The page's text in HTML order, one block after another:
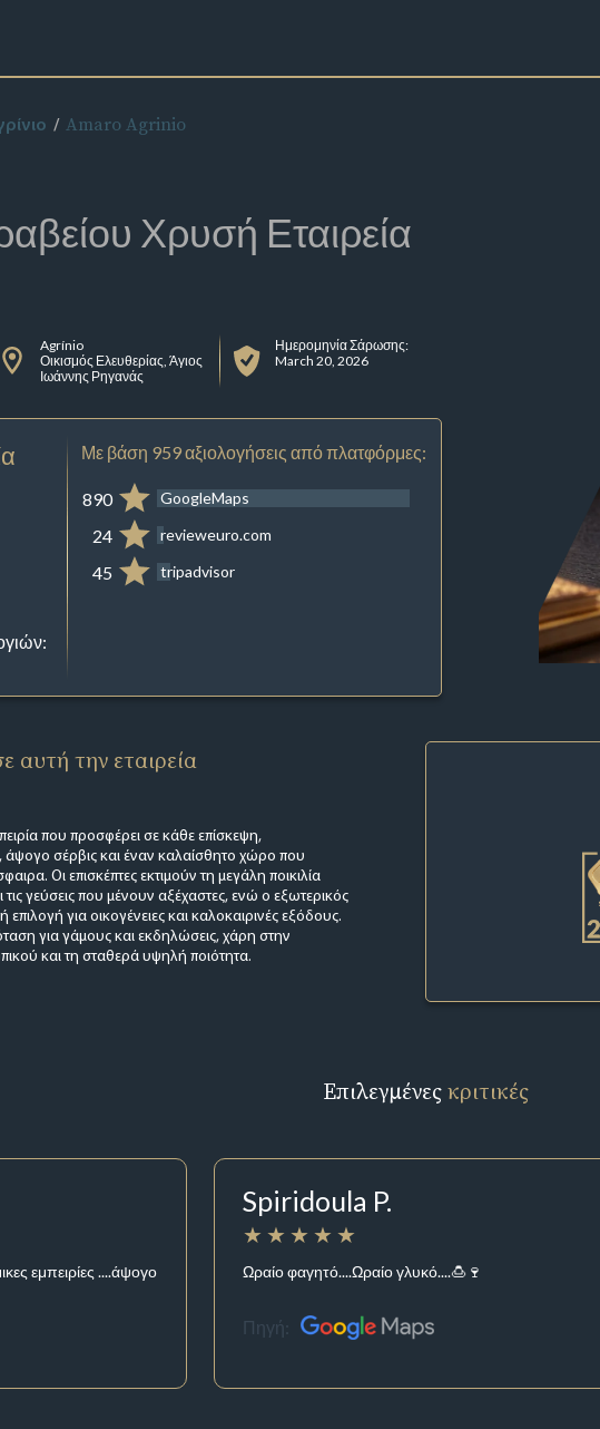
Amaro Agrinio
Χρυσή Εταιρεία
Agrínio
Οικισμός Ελευθερίας, Άγιος
Ιωάννης Ρηγανάς
Ημερομηνία Σάρωσης:
March 20, 2026
Με βάση 959 αξιολογήσεις από πλατφόρμες:
890 GoogleMaps
24 revieweuro.com
45 tripadvisor
αυτή την εταιρεία
που προσφέρει σε κάθε επίσκεψη,
σέρβις και έναν καλαίσθητο χώρο που
Οι επισκέπτες εκτιμούν τη μεγάλη ποικιλία
τις γεύσεις που μένουν αξέχαστες, ενώ ο εξωτερικός
για οικογένειες και καλοκαιρινές εξόδους.
για γάμους και εκδηλώσεις, χάρη στην
και τη σταθερά υψηλή ποιότητα.
Επιλεγμένεςκριτικές
εμπειρίες ....άψογο
Spiridoula P.
Ωραίο φαγητό....Ωραίο γλυκό....🍮🍷
Πηγή: